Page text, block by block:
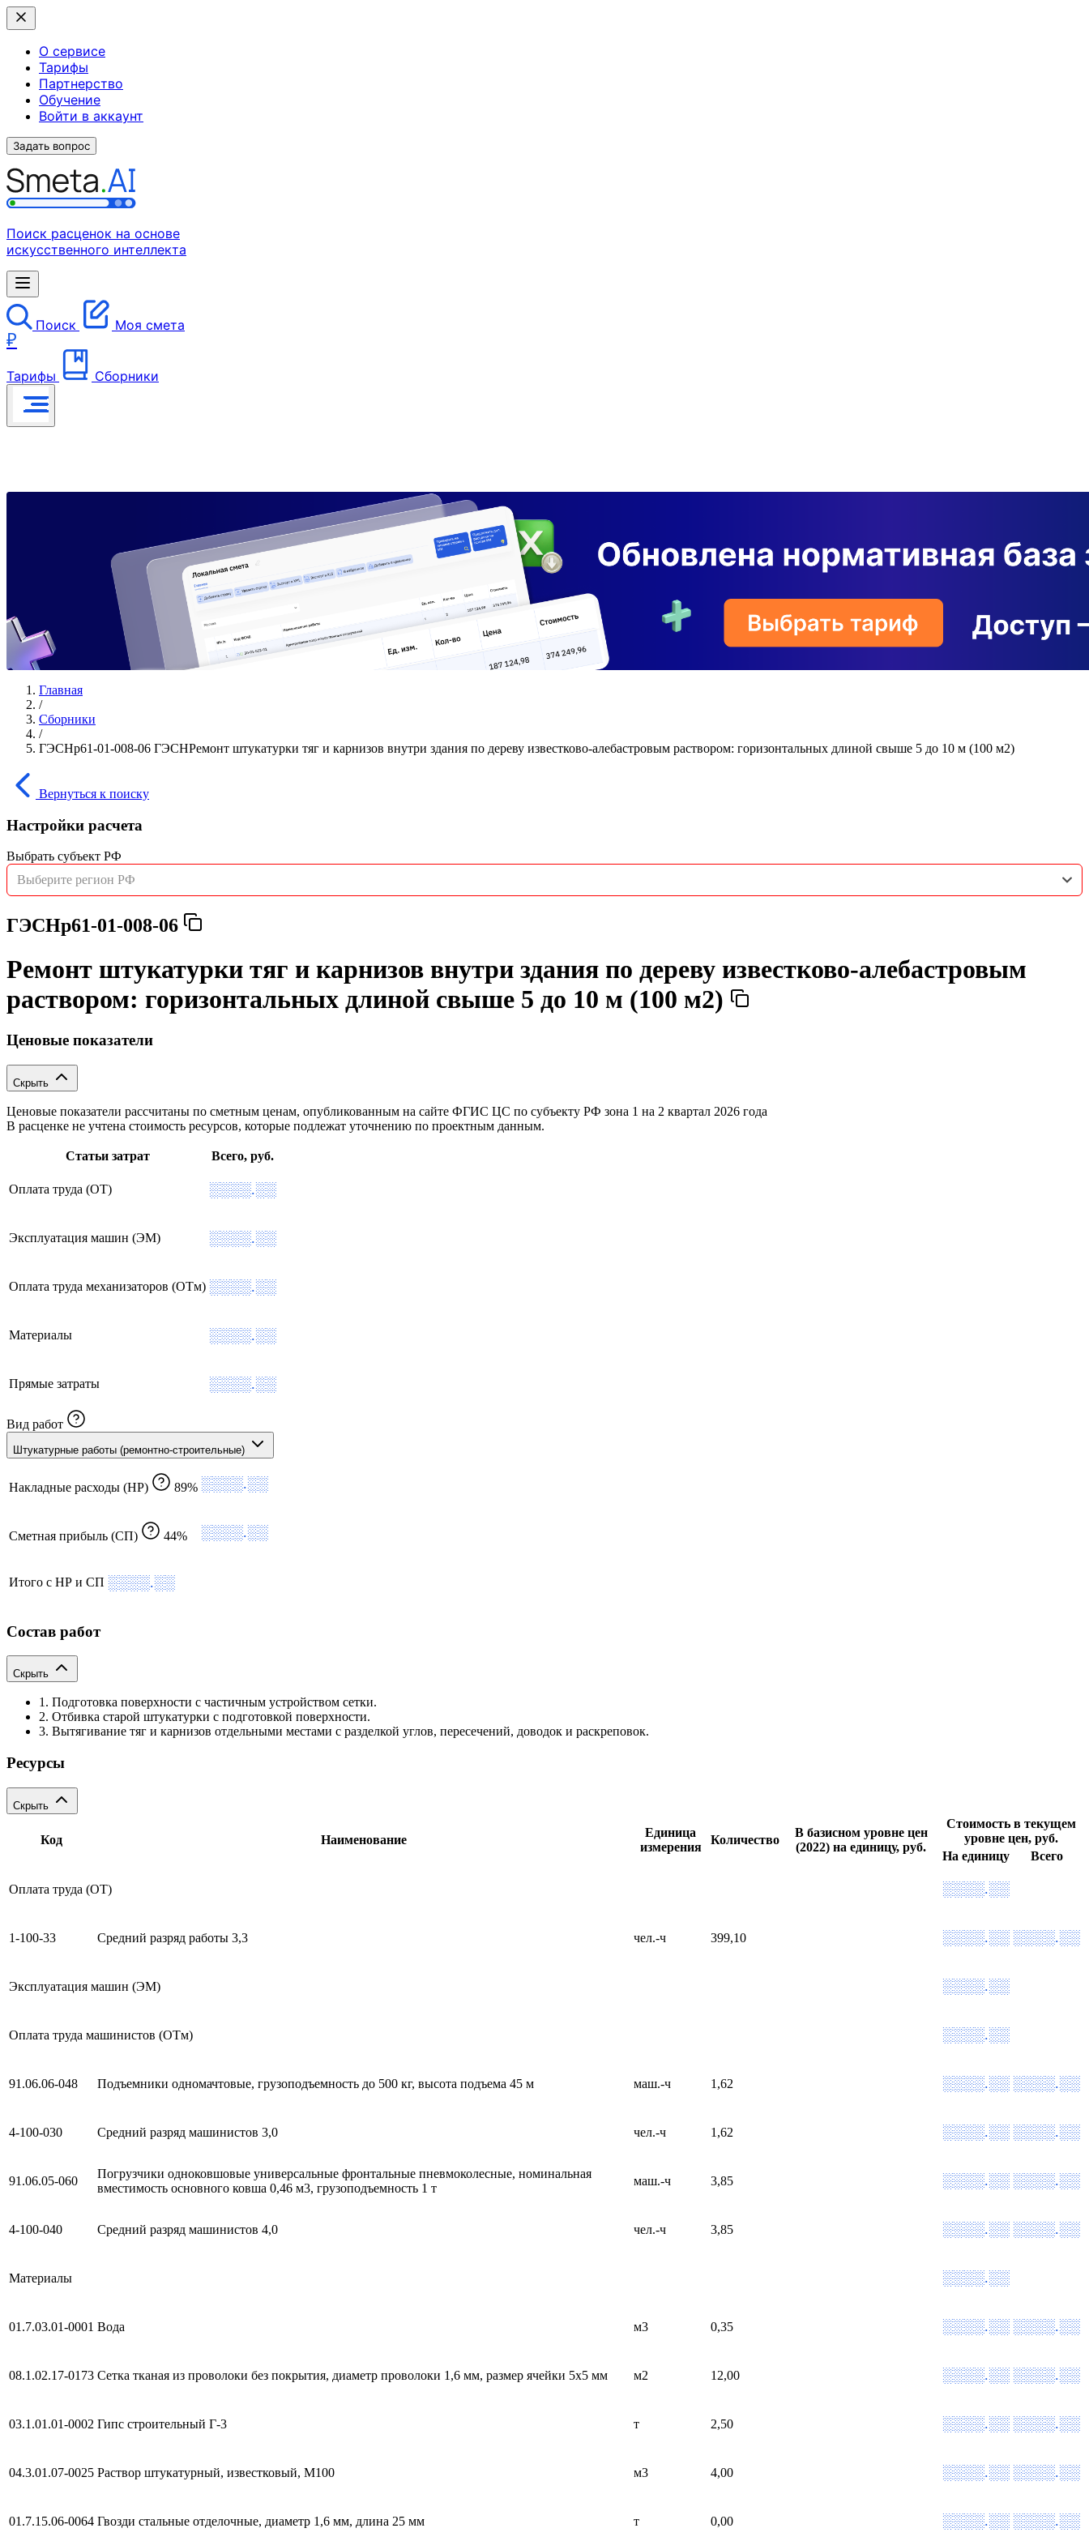
О сервисе
Тарифы
Партнерство
Обучение
Войти в аккаунт
Задать вопрос
Поиск расценок на основе
искусственного интеллекта
Поиск Моя смета
₽
Тарифы Сборники
Главная
/
Сборники
/
ГЭСНр61-01-008-06 ГЭСНРемонт штукатурки тяг и карнизов внутри здания по дереву известково-алебастровым раствором: горизонтальных длиной свыше 5 до 10 м (100 м2)
Вернуться к поиску
Настройки расчета
Выбрать субъект РФ
Выберите регион РФ
ГЭСНр61-01-008-06
Ремонт штукатурки тяг и карнизов внутри здания по дереву известково-алебастровым
раствором: горизонтальных длиной свыше 5 до 10 м (100 м2)
Ценовые показатели
Скрыть
Ценовые показатели рассчитаны по сметным ценам, опубликованным на сайте ФГИС ЦС по субъекту РФ зона 1 на 2 квартал 2026 года
В расценке не учтена стоимость ресурсов, которые подлежат уточнению по проектным данным.
Статьи затрат Всего, руб.
Оплата труда (ОТ) ░░░░.░░
Эксплуатация машин (ЭМ) ░░░░.░░
Оплата труда механизаторов (ОТм) ░░░░.░░
Материалы ░░░░.░░
Прямые затраты ░░░░.░░
Вид работ
Штукатурные работы (ремонтно-строительные)
Накладные расходы (НР) 89% ░░░░.░░
Сметная прибыль (СП) 44% ░░░░.░░
Итого с НР и СП ░░░░.░░
Состав работ
Скрыть
1. Подготовка поверхности с частичным устройством сетки.
2. Отбивка старой штукатурки с подготовкой поверхности.
3. Вытягивание тяг и карнизов отдельными местами с разделкой углов, пересечений, доводок и раскреповок.
Ресурсы
Скрыть
Код Наименование
Единица
измерения
Количество
В базисном уровне цен
(2022) на единицу, руб.
Стоимость в текущем
уровне цен, руб.
На единицу
Всего
Оплата труда (ОТ) ░░░░.░░
1-100-33 Средний разряд работы 3,3 чел.-ч 399,10 ░░░░.░░ ░░░░.░░
Эксплуатация машин (ЭМ) ░░░░.░░
Оплата труда машинистов (ОТм) ░░░░.░░
91.06.06-048 Подъемники одномачтовые, грузоподъемность до 500 кг, высота подъема 45 м маш.-ч 1,62 ░░░░.░░ ░░░░.░░
4-100-030 Средний разряд машинистов 3,0 чел.-ч 1,62 ░░░░.░░ ░░░░.░░
91.06.05-060
Погрузчики одноковшовые универсальные фронтальные пневмоколесные, номинальная
вместимость основного ковша 0,46 м3, грузоподъемность 1 т
маш.-ч 3,85 ░░░░.░░ ░░░░.░░
4-100-040 Средний разряд машинистов 4,0 чел.-ч 3,85 ░░░░.░░ ░░░░.░░
Материалы ░░░░.░░
01.7.03.01-0001 Вода м3 0,35 ░░░░.░░ ░░░░.░░
08.1.02.17-0173 Сетка тканая из проволоки без покрытия, диаметр проволоки 1,6 мм, размер ячейки 5х5 мм м2 12,00 ░░░░.░░ ░░░░.░░
03.1.01.01-0002 Гипс строительный Г-3 т 2,50 ░░░░.░░ ░░░░.░░
04.3.01.07-0025 Раствор штукатурный, известковый, М100 м3 4,00 ░░░░.░░ ░░░░.░░
01.7.15.06-0064 Гвозди стальные отделочные, диаметр 1,6 мм, длина 25 мм т 0,00 ░░░░.░░ ░░░░.░░